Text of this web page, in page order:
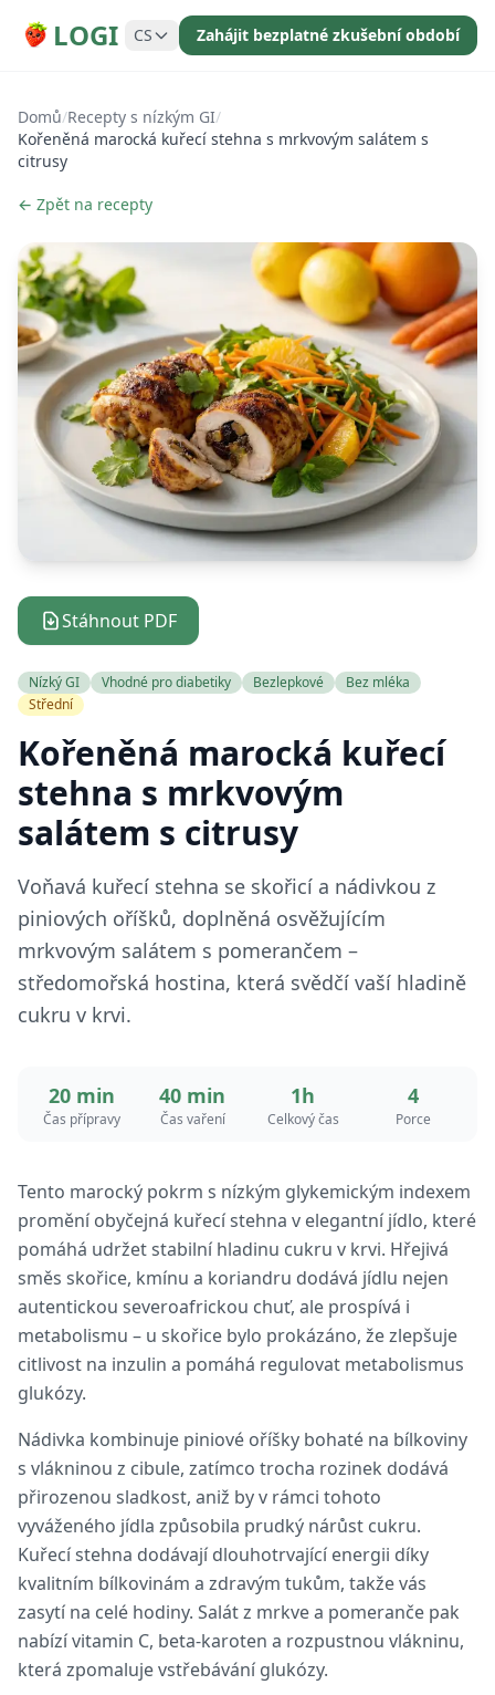
LOGI CS Zahájit bezplatné zkušební období
Domů/Recepty s nízkým GI/
Kořeněná marocká kuřecí stehna s mrkvovým salátem s
citrusy
← Zpět na recepty
Stáhnout PDF
Nízký GI Vhodné pro diabetiky Bezlepkové
Bez mléka
Střední
Kořeněná marocká kuřecí
stehna s mrkvovým
salátem s citrusy
Voňavá kuřecí stehna se skořicí a nádivkou z
piniových oříšků, doplněná osvěžujícím
mrkvovým salátem s pomerančem –
středomořská hostina, která svědčí vaší hladině
cukru v krvi.
20 min
Čas přípravy
40 min
Čas vaření
1h
Celkový čas
4
Porce
Tento marocký pokrm s nízkým glykemickým indexem
promění obyčejná kuřecí stehna v elegantní jídlo, které
pomáhá udržet stabilní hladinu cukru v krvi. Hřejivá
směs skořice, kmínu a koriandru dodává jídlu nejen
autentickou severoafrickou chuť, ale prospívá i
metabolismu – u skořice bylo prokázáno, že zlepšuje
citlivost na inzulin a pomáhá regulovat metabolismus
glukózy.
Nádivka kombinuje piniové oříšky bohaté na bílkoviny
s vlákninou z cibule, zatímco trocha rozinek dodává
přirozenou sladkost, aniž by v rámci tohoto
vyváženého jídla způsobila prudký nárůst cukru.
Kuřecí stehna dodávají dlouhotrvající energii díky
kvalitním bílkovinám a zdravým tukům, takže vás
zasytí na celé hodiny. Salát z mrkve a pomeranče pak
nabízí vitamin C, beta-karoten a rozpustnou vlákninu,
která zpomaluje vstřebávání glukózy.